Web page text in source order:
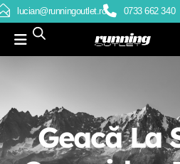
lucian@runningoutlet.ro 0733 662 340
Geacă La